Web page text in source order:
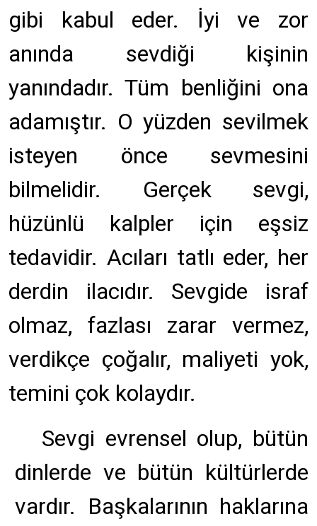
gibi kabul eder. İyi ve zor
anında sevdiği kişinin
yanındadır. Tüm benliğini ona
adamıştır. O yüzden sevilmek
isteyen önce sevmesini
bilmelidir. Gerçek sevgi,
hüzünlü kalpler için eşsiz
tedavidir. Acıları tatlı eder, her
derdin ilacıdır. Sevgide israf
olmaz, fazlası zarar vermez,
verdikçe çoğalır, maliyeti yok,
temini çok kolaydır.
Sevgi evrensel olup, bütün
dinlerde ve bütün kültürlerde
vardır. Başkalarının haklarına